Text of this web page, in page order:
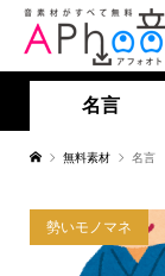
名言
無料素材 名言
勢いモノマネ